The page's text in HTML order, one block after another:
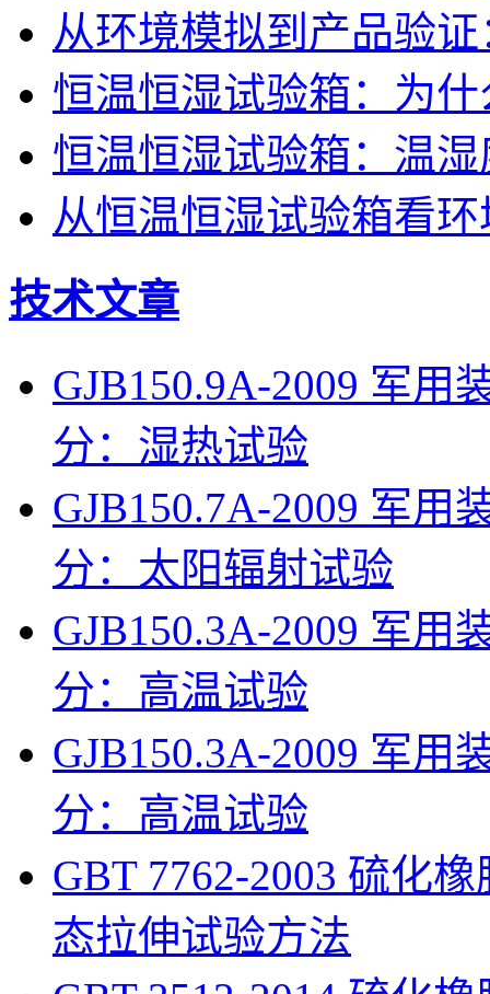
从环境模拟到产品验
恒温恒湿试验箱：为
恒温恒湿试验箱：温
从恒温恒湿试验箱看
技术文章
GJB150.9A-2009 军用
分：湿热试验
GJB150.7A-2009 军用
分：太阳辐射试验
GJB150.3A-2009 军用
分：高温试验
GJB150.3A-2009 军用
分：高温试验
GBT 7762-2003 硫化
态拉伸试验方法